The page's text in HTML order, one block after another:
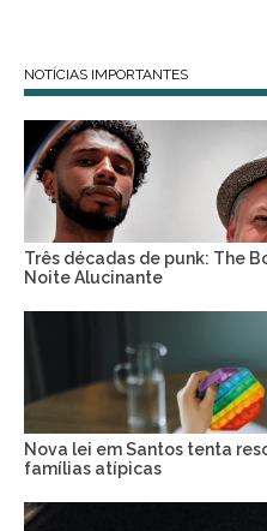
NOTÍCIAS IMPORTANTES
Três décadas de punk: The
Noite Alucinante
Nova lei em Santos tenta
famílias atípicas